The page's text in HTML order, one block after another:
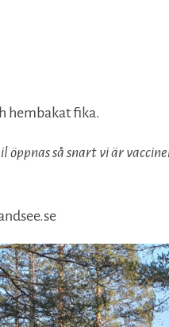
hembakat fika.
så snart vi är